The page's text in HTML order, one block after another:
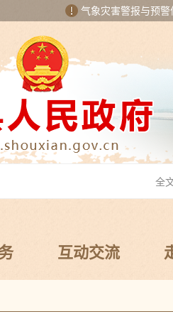
气象灾害警报与预警
互动交流